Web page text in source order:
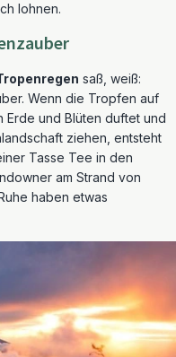
lohnen.
saß, weiß:
Wenn die Tropfen auf
Erde und Blüten duftet und
ziehen, entsteht
Tasse Tee in den
am Strand von
haben etwas